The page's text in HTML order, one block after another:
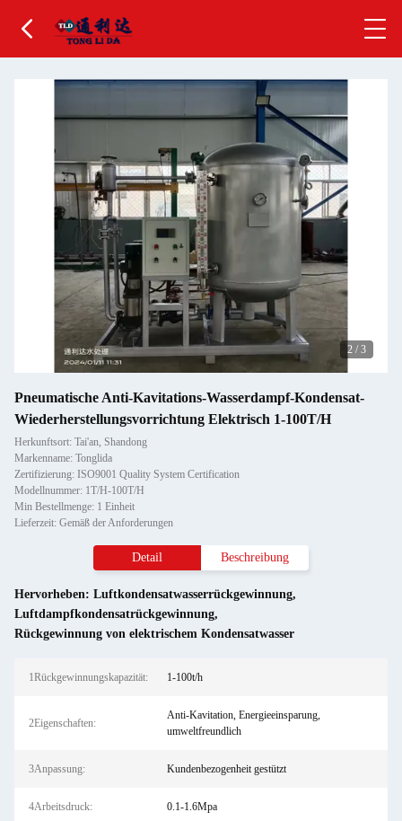
2 / 3
Pneumatische Anti-Kavitations-Wasserdampf-Kondensat-
Wiederherstellungsvorrichtung Elektrisch 1-100T/H
Herkunftsort: Tai'an, Shandong
Markenname: Tonglida
Zertifizierung: ISO9001 Quality System Certification
Modellnummer: 1T/H-100T/H
Min Bestellmenge: 1 Einheit
Lieferzeit: Gemäß der Anforderungen
Detail Beschreibung
Hervorheben: Luftkondensatwasserrückgewinnung,
Luftdampfkondensatrückgewinnung,
Rückgewinnung von elektrischem Kondensatwasser
1Rückgewinnungskapazität: 1-100t/h
2Eigenschaften:
Anti-Kavitation, Energieeinsparung,
umweltfreundlich
3Anpassung: Kundenbezogenheit gestützt
4Arbeitsdruck: 0.1-1.6Mpa